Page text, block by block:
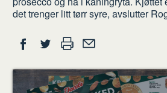
det trenger litt tørr syre, avslutter
Del
på
Facebook
på
Twitter
ut en
venn